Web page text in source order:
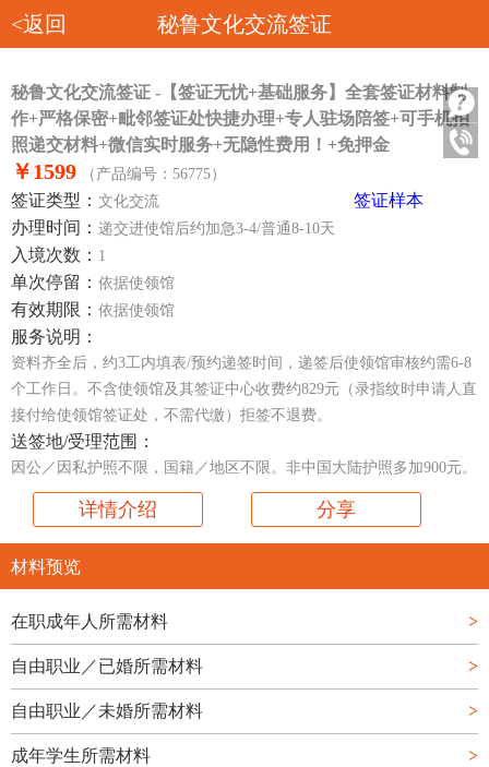
秘鲁文化交流签证
<返回
秘鲁文化交流签证 -【签证无忧+基础服务】全套签证材料制
作+严格保密+毗邻签证处快捷办理+专人驻场陪签+可手机拍
照递交材料+微信实时服务+无隐性费用！+免押金
￥1599 （产品编号：56775）
签证类型： 文化交流
签证样本
办理时间： 递交进使馆后约加急3-4/普通8-10天
入境次数： 1
单次停留： 依据使领馆
有效期限： 依据使领馆
服务说明：
资料齐全后，约3工内填表/预约递签时间，递签后使领馆审核约需6-8
个工作日。不含使领馆及其签证中心收费约829元（录指纹时申请人直
接付给使领馆签证处，不需代缴）拒签不退费。
送签地/受理范围：
因公／因私护照不限，国籍／地区不限。非中国大陆护照多加900元。
详情介绍 分享
材料预览
在职成年人所需材料 >
自由职业／已婚所需材料 >
自由职业／未婚所需材料 >
成年学生所需材料 >